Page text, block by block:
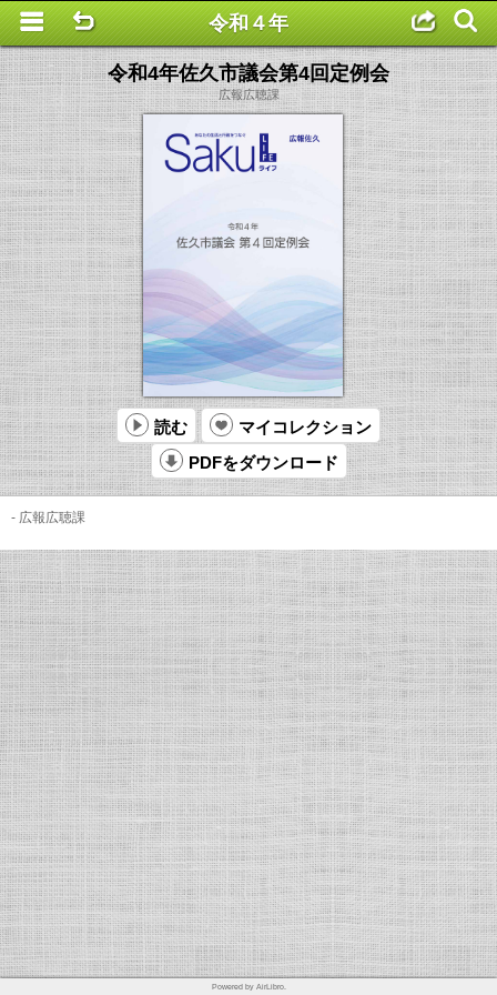
This is a completely basic popup, no options set.
令和４年
令和4年佐久市議会第4回定例会
広報広聴課
読む
マイコレクション
PDFをダウンロード
- 広報広聴課
Powered by AirLibro.